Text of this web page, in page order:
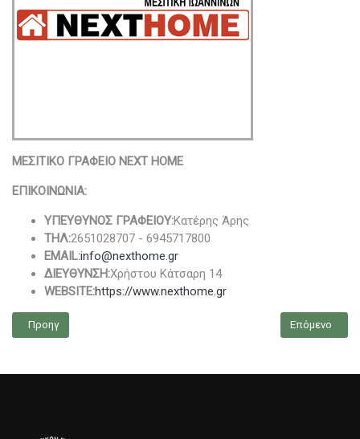
ΜΕΣΙΤΙΚΟ ΓΡΑΦΕΙΟ NEXT HOME
ΕΠΙΚΟΙΝΩΝΙΑ:
ΥΠΕΥΘΥΝΟΣ ΓΡΑΦΕΙΟΥ:Κατέρης Άρης
ΤΗΛ:2651028707 - 6945717800
EMAIL:info@nexthome.gr
ΔΙΕΥΘΥΝΣΗ:Χρήστου Κάτσαρη 14
WEBSITE:https://www.nexthome.gr
Προηγούμενο άρθρο: Ma-Ster Services
Προηγ Επόμενο
Επόμενο